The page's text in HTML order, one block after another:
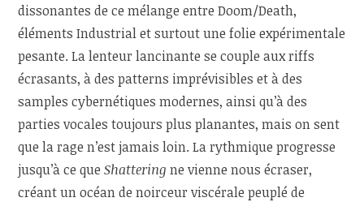
dissonantes de ce mélange entre Doom/Death,
éléments Industrial et surtout une folie expérimentale
pesante. La lenteur lancinante se couple aux riffs
écrasants, à des patterns imprévisibles et à des
samples cybernétiques modernes, ainsi qu’à des
parties vocales toujours plus planantes, mais on sent
que la rage n’est jamais loin. La rythmique progresse
jusqu’à ce queShattering ne vienne nous écraser,
créant un océan de noirceur viscérale peuplé de